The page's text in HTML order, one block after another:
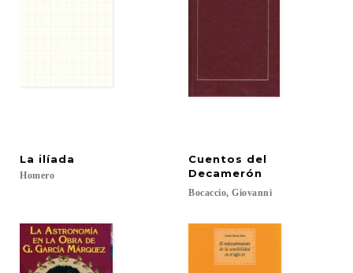
La ilíada
Homero
Cuentos del
Decamerón
Bocaccio, Giovanni